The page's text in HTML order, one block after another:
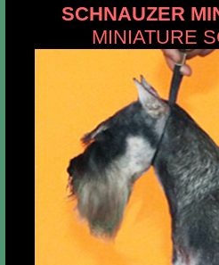
SCHNAUZER
MINIATURE